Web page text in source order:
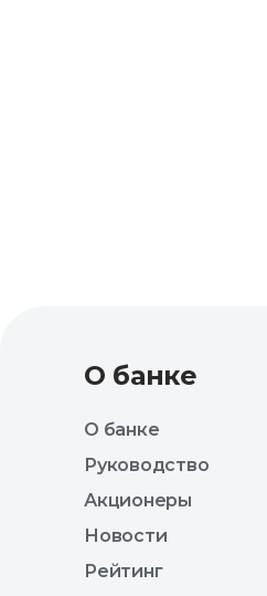
О банке
О банке
Руководство
Акционеры
Новости
Рейтинг